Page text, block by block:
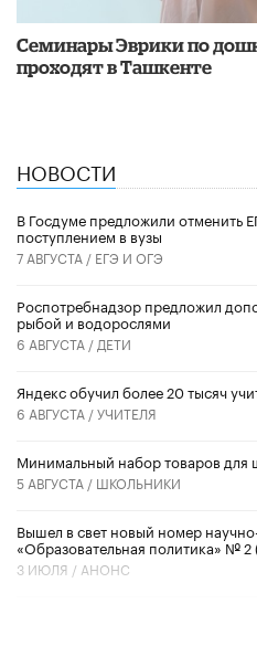
Семинары Эврики по
проходят в Ташкенте
НОВОСТИ
В Госдуме предложили отменить
поступлением в вузы
7 АВГУСТА / ЕГЭ И ОГЭ
Роспотребнадзор предложил
рыбой и водорослями
6 АВГУСТА / ДЕТИ
​Яндекс обучил более 20 тысяч
6 АВГУСТА /УЧИТЕЛЯ
Минимальный набор товаров
5 АВГУСТА / ШКОЛЬНИКИ
Вышел в свет новый номер
«Образовательная политика» № 2
3 ИЮЛЯ / АНОНС